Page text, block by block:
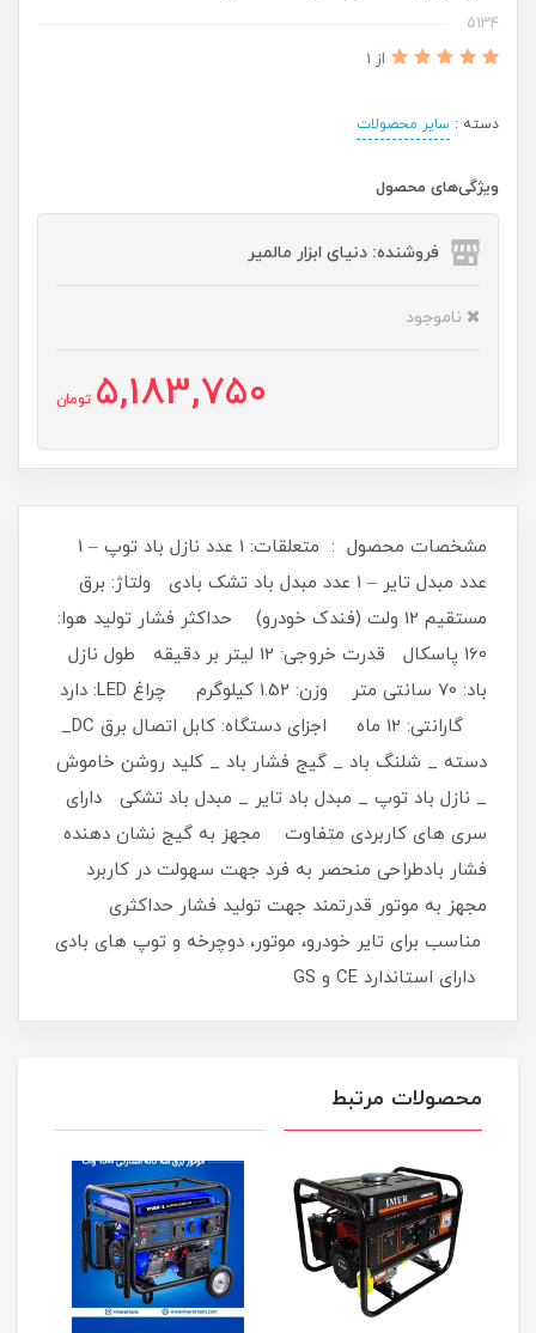
5134
از 1
دسته : سایر محصولات
ویژگی‌های محصول
فروشنده: دنیای ابزار مالمیر
ناموجود
5,183,750 تومان
مشخصات محصول : متعلقات: 1 عدد نازل باد توپ – 1
عدد مبدل تایر – 1 عدد مبدل باد تشک بادی ولتاژ: برق
مستقیم 12 ولت (فندک خودرو) حداکثر فشار تولید هوا:
160 پاسکال قدرت خروجی: 12 لیتر بر دقیقه طول نازل
باد: 70 سانتی متر وزن: 1.52 کیلوگرم چراغ LED: دارد
گارانتی: 12 ماه اجزای دستگاه: کابل اتصال برق DC_
دسته _ شلنگ باد _ گیج فشار باد _ کلید روشن خاموش
_ نازل باد توپ _ مبدل باد تایر _ مبدل باد تشکی دارای
سری های کاربردی متفاوت مجهز به گیج نشان دهنده
فشار بادطراحی منحصر به فرد جهت سهولت در کاربرد
مجهز به موتور قدرتمند جهت تولید فشار حداکثری
مناسب برای تایر خودرو، موتور، دوچرخه و توپ های بادی
دارای استاندارد CE و GS
محصولات مرتبط